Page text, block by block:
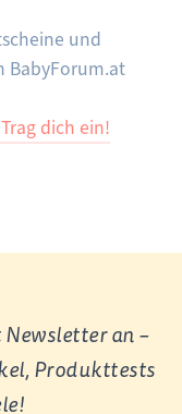
und
BabyForum.at
dich ein!
an –
Produkttests